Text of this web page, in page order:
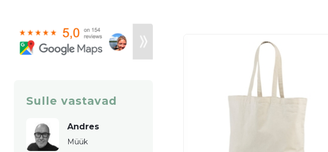
Sulle vastavad
Andres
Müük